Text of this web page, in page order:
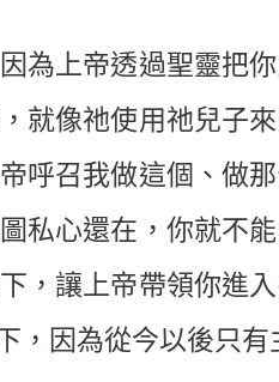
為上帝透過聖靈把
就像祂使用祂兒子
呼召我做這個、做
私心還在，你就不
，讓上帝帶領你進
，因為從今以後只有